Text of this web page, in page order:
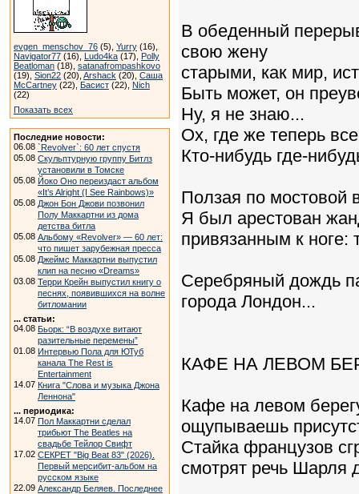
evgen_menschov_76 (5), Yurry (16),
Navigator77 (16), Ludo4ka (17), Polly
Beatloman (18), satanafrompashkovo
(19), Sion22 (20), Arshack (20), Саша
McCartney (22), Басист (22), Nich
(22)
Показать всех
Последние новости:
06.08 `Revolver`: 60 лет спустя
05.08 Скульптурную группу Битлз
установили в Томске
05.08 Йоко Оно переиздаст альбом
«It’s Alright (I See Rainbows)»
05.08 Джон Бон Джови позвонил
Полу Маккартни из дома
детства битла
05.08 Альбому «Revolver» — 60 лет:
что пишет зарубежная пресса
05.08 Джеймс Маккартни выпустил
клип на песню «Dreams»
03.08 Терри Крейн выпустил книгу о
песнях, появившихся на волне
битломании
... статьи:
04.08 Бьорк: “В воздухе витают
разительные перемены”
01.08 Интервью Пола для ЮТуб
канала The Rest is
Entertainment
14.07 Книга "Слова и музыка Джона
Леннона"
... периодика:
14.07 Пол Маккартни сделал
трибьют The Beatles на
свадьбе Тейлор Свифт
17.02 СЕКРЕТ "Big Beat 83" (2026).
Первый мерсибит-альбом на
русском языке
22.09 Александр Беляев. Последнее
В обеденный
свою жену
старыми, как мир,
Быть может, он
Ну, я не знаю...
Ох, где же теперь
Кто-нибудь где-
Ползая по мостовой
Я был арестован
привязанным к ноге:
Серебряный дождь
города Лондон...
КАФЕ НА ЛЕВОМ
Кафе на левом
ощупываешь
Стайка французов
смотрят речь Шарля